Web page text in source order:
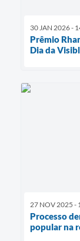
30 JAN 2026 -
Prêmio
Dia da
27 NOV 2025 -
Processo
popular na